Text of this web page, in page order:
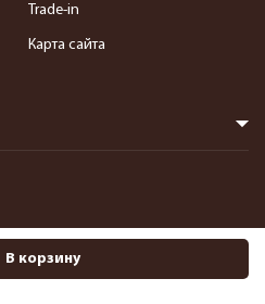
В корзину
Trade-in
Карта сайта
страйкбола и снаряжения–